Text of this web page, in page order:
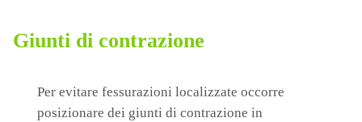
Giunti di contrazione
Per evitare fessurazioni localizzate occorre
posizionare dei giunti di contrazione in